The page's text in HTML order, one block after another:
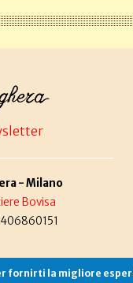
- Milano
Bovisa
fornirti la migliore